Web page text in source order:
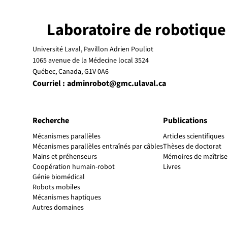
Recherche
Mécanismes parallèles
Mécanismes parallèles entraînés par câbles
Mains et préhenseurs
Coopération humain-robot
Génie biomédical
Robots mobiles
Mécanismes haptiques
Autres domaines
Publications
Articles scientifiques
Thèses de doctorat
Mémoires de maîtrise
Livres
Laboratoire de robotique
Courriel : adminrobot@gmc.ulaval.ca
Université Laval, Pavillon Adrien Pouliot
1065 avenue de la Médecine local 3524
Québec, Canada, G1V 0A6